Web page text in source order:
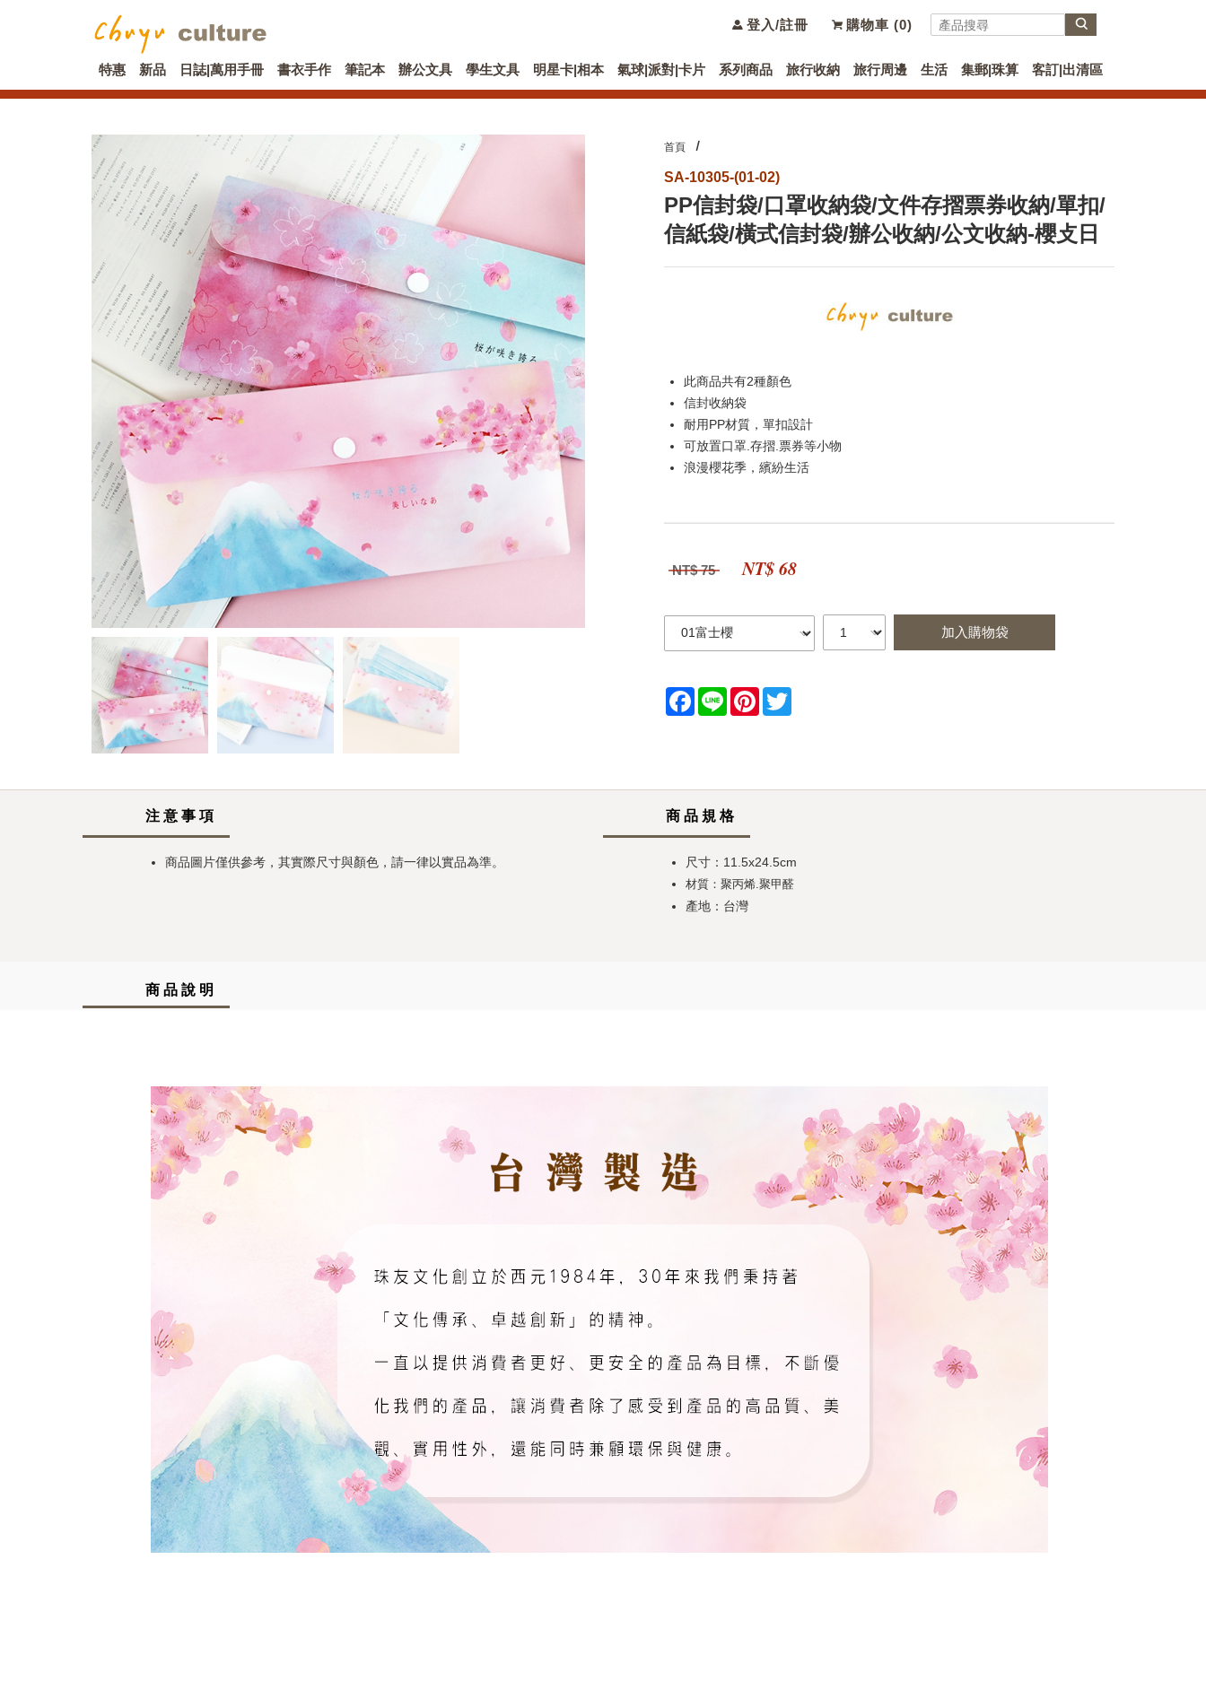
登入/註冊 購物車 (0)
特惠 新品 日誌|萬用手冊 書衣手作 筆記本 辦公文具 學生文具 明星卡|相本 氣球|派對|卡片 系列商品 旅行收納 旅行周邊 生活 集郵|珠算 客訂|出清區
首頁
SA-10305-(01-02)
PP信封袋/口罩收納袋/文件存摺票券收納/單扣/
信紙袋/橫式信封袋/辦公收納/公文收納-櫻攴日
此商品共有2種顏色
信封收納袋
耐用PP材質，單扣設計
可放置口罩.存摺.票券等小物
浪漫櫻花季，繽紛生活
NT$ 75 NT$ 68
加入購物袋
Facebook
Line Pinterest
注 意 事 項
商品圖片僅供參考，其實際尺寸與顏色，請一律以實品為準。
商 品 規 格
尺寸：11.5x24.5cm
材質：聚丙烯.聚甲醛
產地：台灣
商 品 說 明